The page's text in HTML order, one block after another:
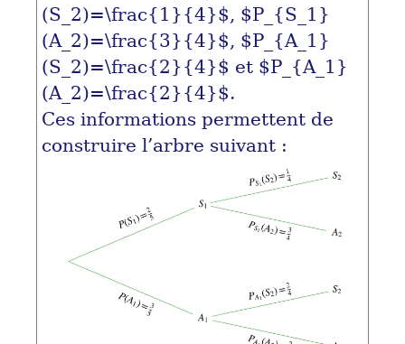
(S_2)=\frac{1}{4}$, $P_{S_1}
(A_2)=\frac{3}{4}$, $P_{A_1}
(S_2)=\frac{2}{4}$ et $P_{A_1}
(A_2)=\frac{2}{4}$.
Ces informations permettent de
construire l’arbre suivant :